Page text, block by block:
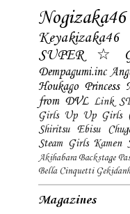
Nogizaka46
Keyakizaka46
Dempagumi.inc
Houkago Princess
from DVL Link
Girls Up Up Girls
Shiritsu Ebisu
Steam Girls Kamen
Akihabara Backstage
Bella Cinquetti
Magazines